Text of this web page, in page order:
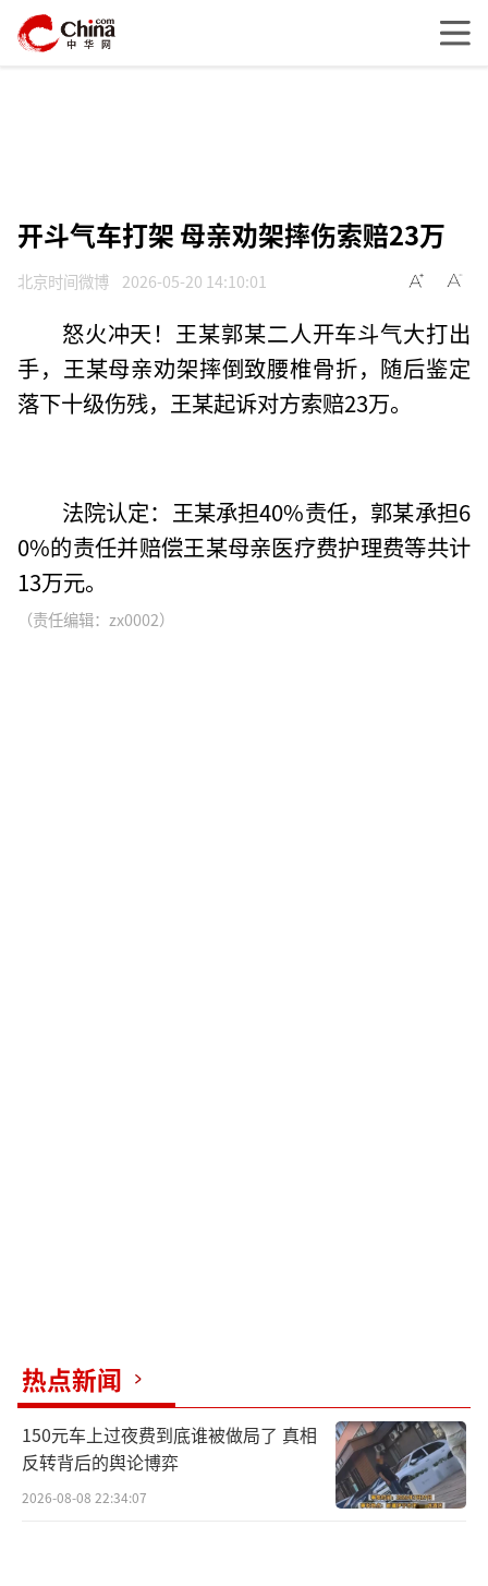
开斗气车打架 母亲劝架摔伤索赔23万
北京时间微博 2026-05-20 14:10:01
怒火冲天！王某郭某二人开车斗气大打出
手，王某母亲劝架摔倒致腰椎骨折，随后鉴定
落下十级伤残，王某起诉对方索赔23万。
法院认定：王某承担40%责任，郭某承担6
0%的责任并赔偿王某母亲医疗费护理费等共计
13万元。
（责任编辑：zx0002）
热点新闻
150元车上过夜费到底谁被做局了 真相
反转背后的舆论博弈
2026-08-08 22:34:07